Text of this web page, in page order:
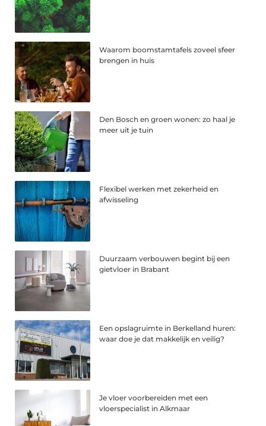
Waarom boomstamtafels zoveel sfeer
brengen in huis
Den Bosch en groen wonen: zo haal je
meer uit je tuin
Flexibel werken met zekerheid en
afwisseling
Duurzaam verbouwen begint bij een
gietvloer in Brabant
Een opslagruimte in Berkelland huren:
waar doe je dat makkelijk en veilig?
Je vloer voorbereiden met een
vloerspecialist in Alkmaar